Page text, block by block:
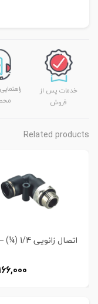
خدمات پس از
فروش
Related products
اتصال زانویی 1/4 (¼) – 6 PL